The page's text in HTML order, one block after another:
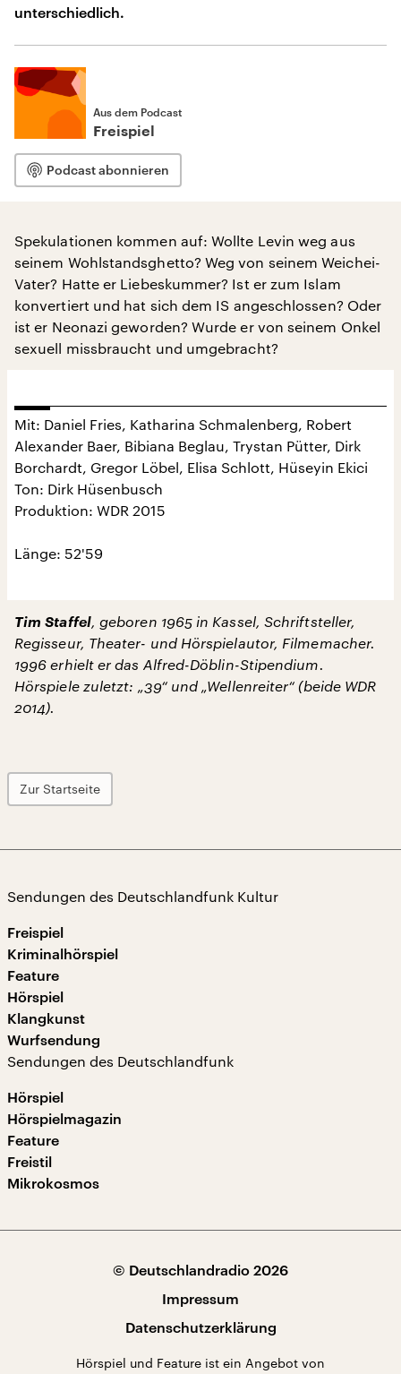
unterschiedlich.
Aus dem Podcast
Freispiel
Podcast abonnieren
Spekulationen kommen auf: Wollte Levin weg aus
seinem Wohlstandsghetto? Weg von seinem Weichei-
Vater? Hatte er Liebeskummer? Ist er zum Islam
konvertiert und hat sich dem IS angeschlossen? Oder
ist er Neonazi geworden? Wurde er von seinem Onkel
sexuell missbraucht und umgebracht?
Mit: Daniel Fries, Katharina Schmalenberg, Robert
Alexander Baer, Bibiana Beglau, Trystan Pütter, Dirk
Borchardt, Gregor Löbel, Elisa Schlott, Hüseyin Ekici
Ton: Dirk Hüsenbusch
Produktion: WDR 2015
Länge: 52'59
Tim Staffel, geboren 1965 in Kassel, Schriftsteller,
Regisseur, Theater- und Hörspielautor, Filmemacher.
1996 erhielt er das Alfred-Döblin-Stipendium.
Hörspiele zuletzt: „39“ und „Wellenreiter“ (beide WDR
2014).
Zur Startseite
Sendungen des Deutschlandfunk Kultur
Freispiel
Kriminalhörspiel
Feature
Hörspiel
Klangkunst
Wurfsendung
Sendungen des Deutschlandfunk
Hörspiel
Hörspielmagazin
Feature
Freistil
Mikrokosmos
© Deutschlandradio 2026
Impressum
Datenschutzerklärung
Hörspiel und Feature ist ein Angebot von